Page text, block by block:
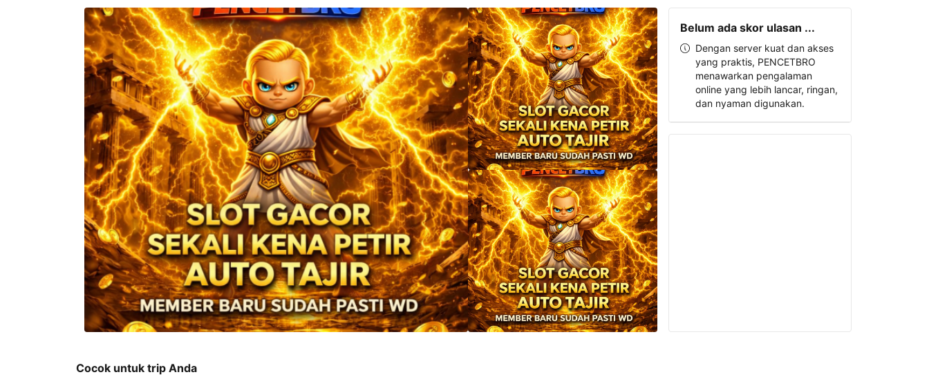
semua
rincian
akomodasi
termasuk
nomor
telepon
dan
alamat
akan
disertakan
dalam
konfirmasi
pemesanan
dan
akun
Anda.
Belum ada skor ulasan ...
Dengan server kuat dan akses
yang praktis, PENCETBRO
menawarkan pengalaman
online yang lebih lancar, ringan,
dan nyaman digunakan.
Cocok untuk trip Anda